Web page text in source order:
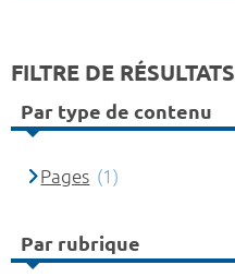
FILTRE DE RÉSULTATS
Par type de contenu
Pages (1)
Par rubrique